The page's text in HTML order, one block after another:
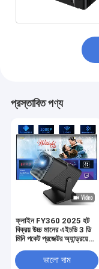
প্রস্তাবিত পণ্য
ফ্লাইন FY360 2025 হট
বিক্রয় উচ্চ মানের এইচডি 3 ডি
মিনি পকেট প্রজেক্টর অ্যান্ড্রয়েড
ওয়াইফাই এবং পোর্টেবল বৈশিষ্ট্য
সহ
ভালো দাম